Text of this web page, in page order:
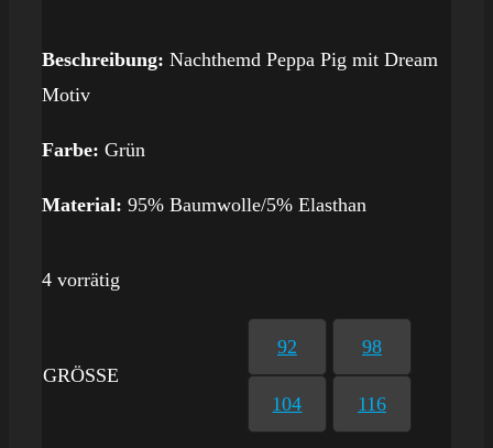
Beschreibung: Nachthemd Peppa Pig mit Dream
Motiv
Farbe: Grün
Material: 95% Baumwolle/5% Elasthan
4 vorrätig
GRÖSSE
92 98
104 116